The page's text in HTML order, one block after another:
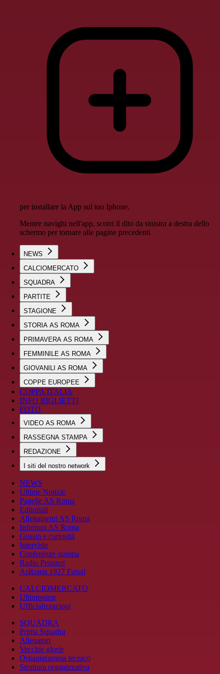
per installare la App sul tuo Iphone.
Mentre navighi nell'app, scorri il dito da sinistra a destra dello
schermo per tornare alle pagine precedenti
NEWS
CALCIOMERCATO
SQUADRA
PARTITE
STAGIONE
STORIA AS ROMA
PRIMAVERA AS ROMA
FEMMINILE AS ROMA
GIOVANILI AS ROMA
COPPE EUROPEE
COPPA ITALIA
INFO BIGLIETTI
FOTO
VIDEO AS ROMA
RASSEGNA STAMPA
REDAZIONE
I siti del nostro network
NEWS
Ultime Notizie
Pagelle AS Roma
Editoriali
Allenamenti AS Roma
Infortuni AS Roma
Gossip e curiosità
Interviste
Conferenze stampa
Radio Pensieri
AsRoma 1927 Futsal
CALCIOMERCATO
Ultimissime
Ufficializzazioni
SQUADRA
Prima Squadra
Allenatori
Vecchie glorie
Organigramma tecnico
Struttura organizzativa